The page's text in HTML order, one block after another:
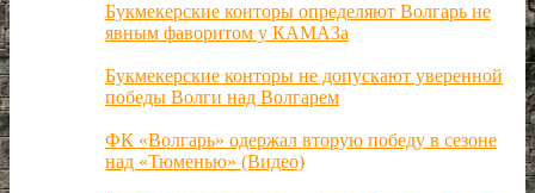
Букмекерские конторы определяют Волгарь не
явным фаворитом у КАМАЗа
Букмекерские конторы не допускают уверенной
победы Волги над Волгарем
ФК «Волгарь» одержал вторую победу в сезоне
над «Тюменью» (Видео)